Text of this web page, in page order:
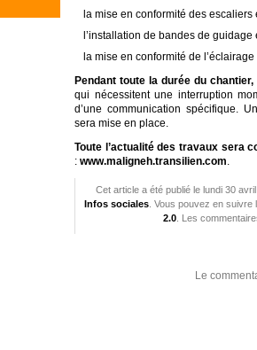
la mise en conformité des
l’installation de bandes de guidage
la mise en conformité de
Pendant toute la durée du
qui nécessitent une interruption
d’une communication spécifique.
sera mise en place.
Toute l’actualité des travaux sera
: www.maligneh.transilien.com.
Cet article a été publié le lundi 30
Infos sociales . Vous pouvez en
2.0 . Les
Le